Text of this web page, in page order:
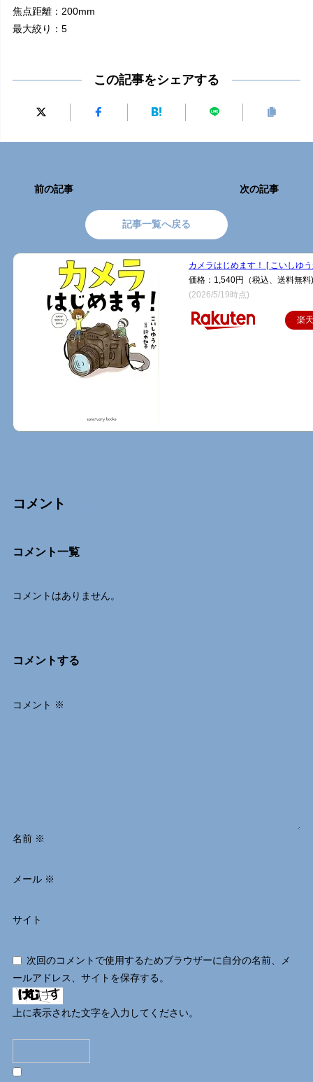
焦点距離：200mm
最大絞り：5
この記事をシェアする
前の記事
記事一覧へ戻る
次の記事
カメラはじめます！ [ こいしゆ
価格：1,540円（税込、送料無料)
(2026/5/19時点)
楽
コメント
コメント一覧
コメントはありません。
コメントする
コメント ※
名前 ※
メール ※
サイト
次回のコメントで使用するためブラウザーに自分の名前、メ
ールアドレス、サイトを保存する。
上に表示された文字を入力してください。